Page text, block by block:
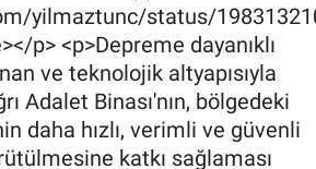
yilmaztunc/status/
p> <p>Depreme dayanıklı
ve teknolojik altyapısıyla
Adalet Binası'nın, bölgedeki
daha hızlı, verimli ve güvenli
katkı sağlaması